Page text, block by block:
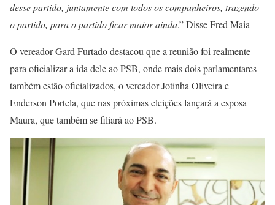
desse partido, juntamente com todos os companheiros, trazendo
o partido, para o partido ficar maior ainda.” Disse Fred Maia
O vereador Gard Furtado destacou que a reunião foi realmente
para oficializar a ida dele ao PSB, onde mais dois parlamentares
também estão oficializados, o vereador Jotinha Oliveira e
Enderson Portela, que nas próximas eleições lançará a esposa
Maura, que também se filiará ao PSB.